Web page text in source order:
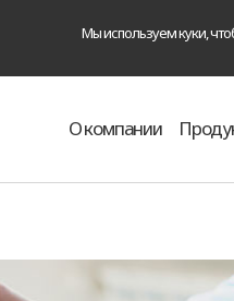
Мы используем куки,
О компании